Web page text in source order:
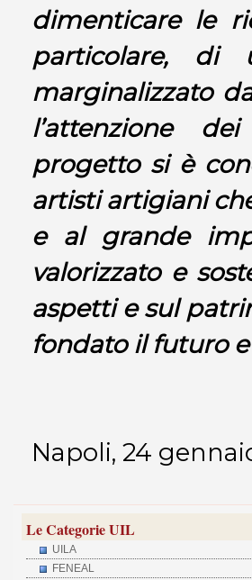
dimenticare le
particolare, di
marginalizzato
l’attenzione
progetto si è
artisti artigiani
e al grande
valorizzato e
aspetti e sul
fondato il futuro
Napoli, 24
Le Categorie UIL
UILA
FENEAL